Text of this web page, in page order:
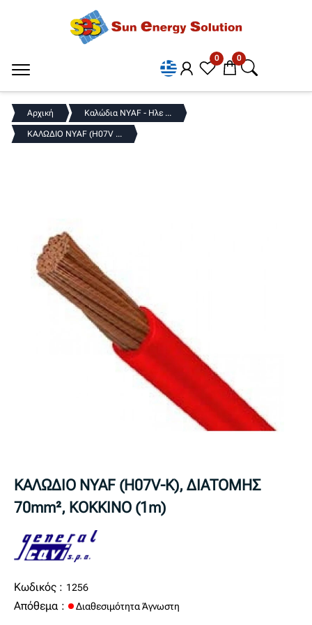
0 0
Αρχική Καλώδια NYAF - Ηλε ...
ΚΑΛΩΔΙΟ NYAF (H07V ...
ΚΑΛΩΔΙΟ NYAF (H07V-K), ΔΙΑΤΟΜΗΣ
70mm², ΚΟΚΚΙΝΟ (1m)
Κωδικός : 1256
Απόθεμα : Διαθεσιμότητα Άγνωστη